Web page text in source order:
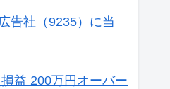
告社（9235）に当
益 200万円オーバー